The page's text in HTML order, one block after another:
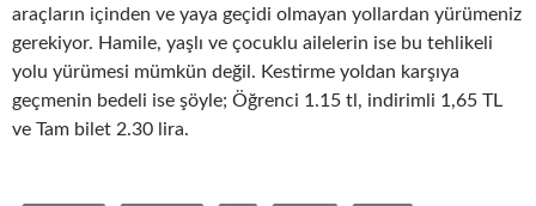
araçların içinden ve yaya geçidi olmayan yollardan yürümeniz
gerekiyor. Hamile, yaşlı ve çocuklu ailelerin ise bu tehlikeli
yolu yürümesi mümkün değil. Kestirme yoldan karşıya
geçmenin bedeli ise şöyle; Öğrenci 1.15 tl, indirimli 1,65 TL
ve Tam bilet 2.30 lira.